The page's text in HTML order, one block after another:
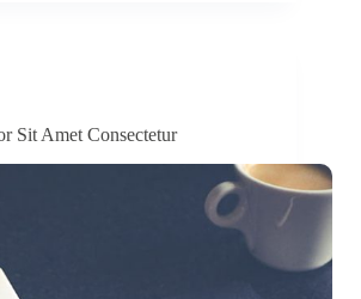
Sit Amet Consectetur